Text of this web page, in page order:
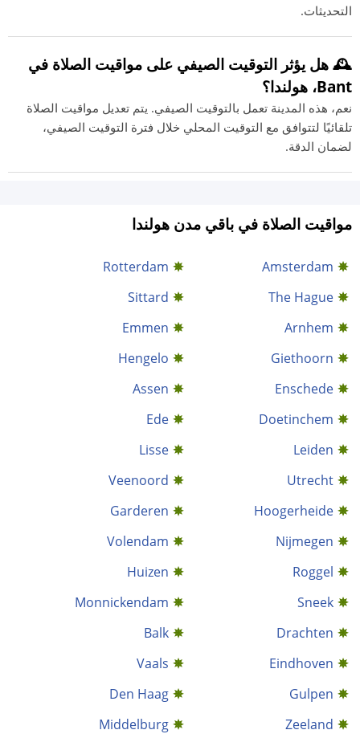
التحديثات.
🕰️ هل يؤثر التوقيت الصيفي على مواقيت الصلاة في
Bant، هولندا؟
نعم، هذه المدينة تعمل بالتوقيت الصيفي. يتم تعديل مواقيت الصلاة
تلقائيًا لتتوافق مع التوقيت المحلي خلال فترة التوقيت الصيفي،
لضمان الدقة.
مواقيت الصلاة في باقي مدن هولندا
Amsterdam
Rotterdam
The Hague
Sittard
Arnhem
Emmen
Giethoorn
Hengelo
Enschede
Assen
Doetinchem
Ede
Leiden
Lisse
Utrecht
Veenoord
Hoogerheide
Garderen
Nijmegen
Volendam
Roggel
Huizen
Sneek
Monnickendam
Drachten
Balk
Eindhoven
Vaals
Gulpen
Den Haag
Zeeland
Middelburg